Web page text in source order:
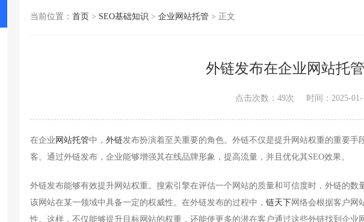
当前位置： 首页 > SEO基础知识 > 企业网站托管 > 正文
外链发布在企业网站托
点击次数： 49次 时间：2025-
在企业 网站托管中， 外链发布扮演着至关重要的角色。外链不仅是提升网站权重的重要
客。通过外链发布，企业能够增强其在线品牌形象，提高流量，并且优化其SEO效果。
外链发布能够有效提升网站权重。搜索引擎在评估一个网站的质量和可信度时，外链的
该网站在某一领域中具备一定的权威性。在外链发布的过程中， 链天下网络会根据客户网
性。这样，不仅能够提升目标网站的权重，还能使更多的潜在客户通过这些外链找到企业